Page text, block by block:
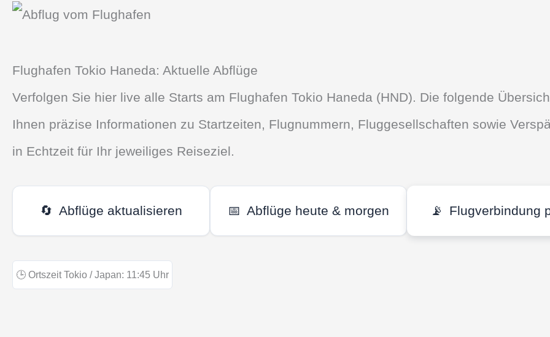
Flughafen Tokio Haneda: Aktuelle Abflüge
Verfolgen Sie hier live alle Starts am Flughafen Tokio Haneda (HND). Die folgende
Ihnen präzise Informationen zu Startzeiten, Flugnummern, Fluggesellschaften sowie
in Echtzeit für Ihr jeweiliges Reiseziel.
🔄 Abflüge aktualisieren 📅 Abflüge heute & morgen 📡 Flugverbindung
🕒 Ortszeit Tokio / Japan: 11:45 Uhr